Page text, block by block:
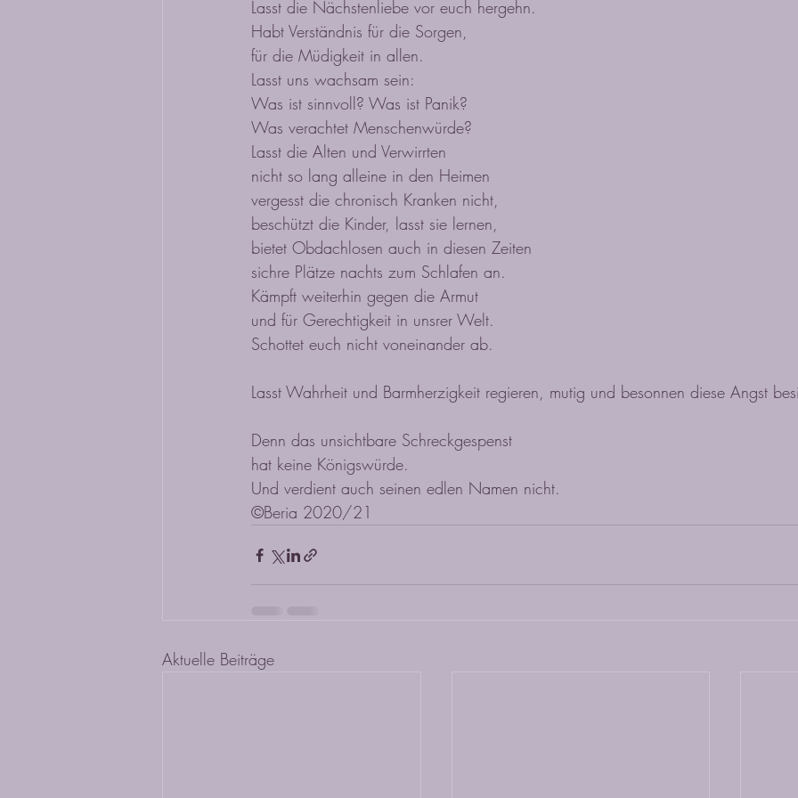
Lasst die Nächstenliebe vor euch hergehn.
Habt Verständnis für die Sorgen,
für die Müdigkeit in allen.
Lasst uns wachsam sein:
Was ist sinnvoll? Was ist Panik?
Was verachtet Menschenwürde?
Lasst die Alten und Verwirrten
nicht so lang alleine in den Heimen
vergesst die chronisch Kranken nicht,
beschützt die Kinder, lasst sie lernen,
bietet Obdachlosen auch in diesen Zeiten
sichre Plätze nachts zum Schlafen an.
Kämpft weiterhin gegen die Armut
und für Gerechtigkeit in unsrer Welt.
Schottet euch nicht voneinander ab.
Lasst Wahrheit und Barmherzigkeit regieren, mutig und besonnen diese Angst
Denn das unsichtbare Schreckgespenst
hat keine Königswürde.
Und verdient auch seinen edlen Namen nicht.
©Beria 2020/21
Aktuelle Beiträge